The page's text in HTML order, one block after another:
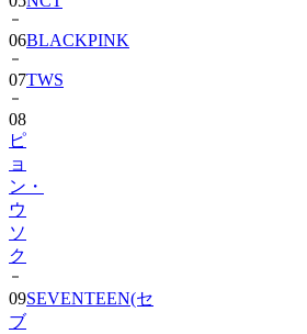
06BLACKPINK
07TWS
08
ピ
ョ
ン・
ウ
ソ
ク
09SEVENTEEN(セ
ブ